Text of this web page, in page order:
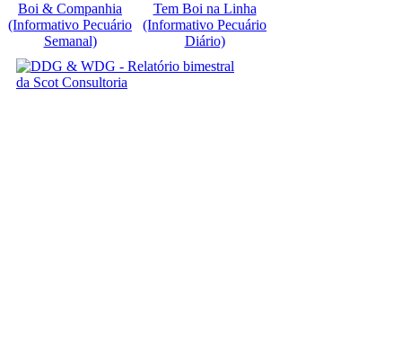
Boi & Companhia
(Informativo Pecuário
Semanal)
Tem Boi na Linha
(Informativo Pecuário
Diário)